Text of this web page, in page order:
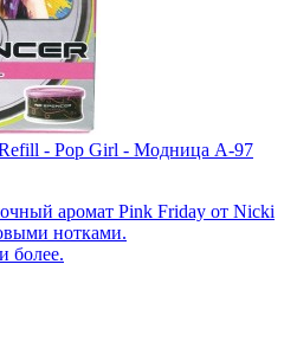
- Pop Girl - Модница A-97
аромат Pink Friday от Nicki
нотками.
более.